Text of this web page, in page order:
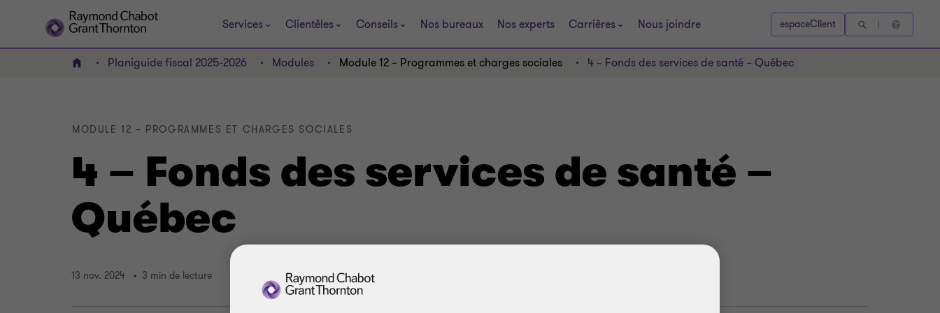
Services Clientèles Conseils Nos bureaux Nos experts Carrières Nous joindre espaceClient
ACCUEILPlaniguide fiscal 2025-2026 Modules Module 12 – Programmes et charges sociales 4 – Fonds des services de santé – Québec
4 – Fonds des services de santé –
Québec
MODULE 12 – PROGRAMMES ET CHARGES SOCIALES
13 nov. 2024 3 min de lecture